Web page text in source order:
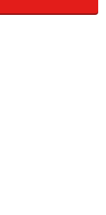
ているか確認